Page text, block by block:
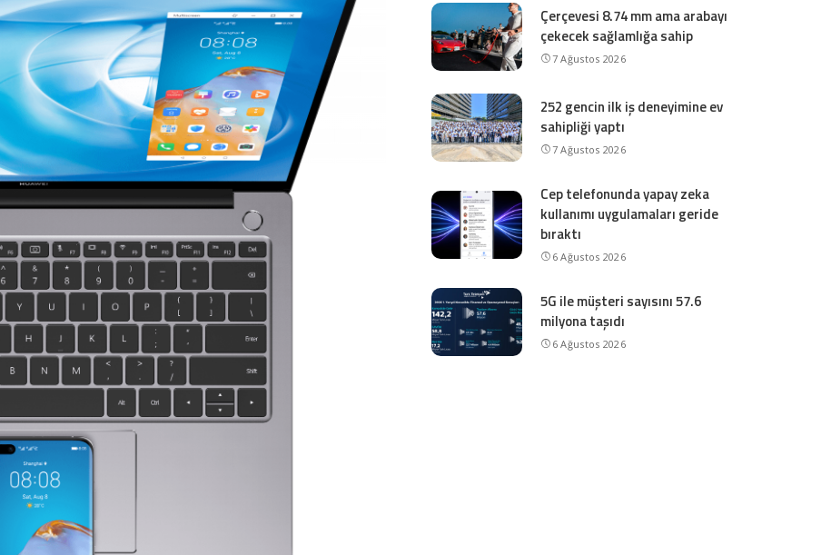
Çerçevesi 8.74 mm ama arabayı
çekecek sağlamlığa sahip
7 Ağustos 2026
252 gencin ilk iş deneyimine ev
sahipliği yaptı
7 Ağustos 2026
Cep telefonunda yapay zeka
kullanımı uygulamaları geride
bıraktı
6 Ağustos 2026
5G ile müşteri sayısını 57.6
milyona taşıdı
6 Ağustos 2026